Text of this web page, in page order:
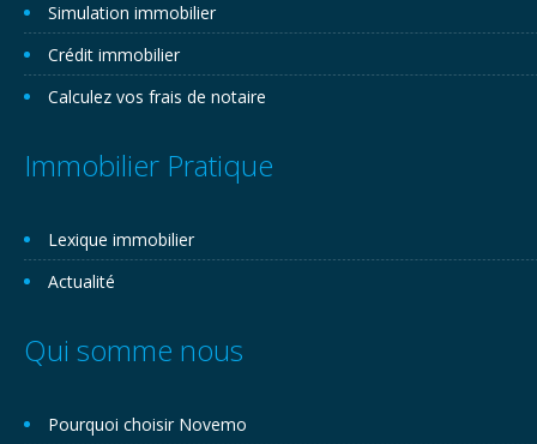
Simulation immobilier
Crédit immobilier
Calculez vos frais de notaire
Immobilier Pratique
Lexique immobilier
Actualité
Qui somme nous
Pourquoi choisir Novemo